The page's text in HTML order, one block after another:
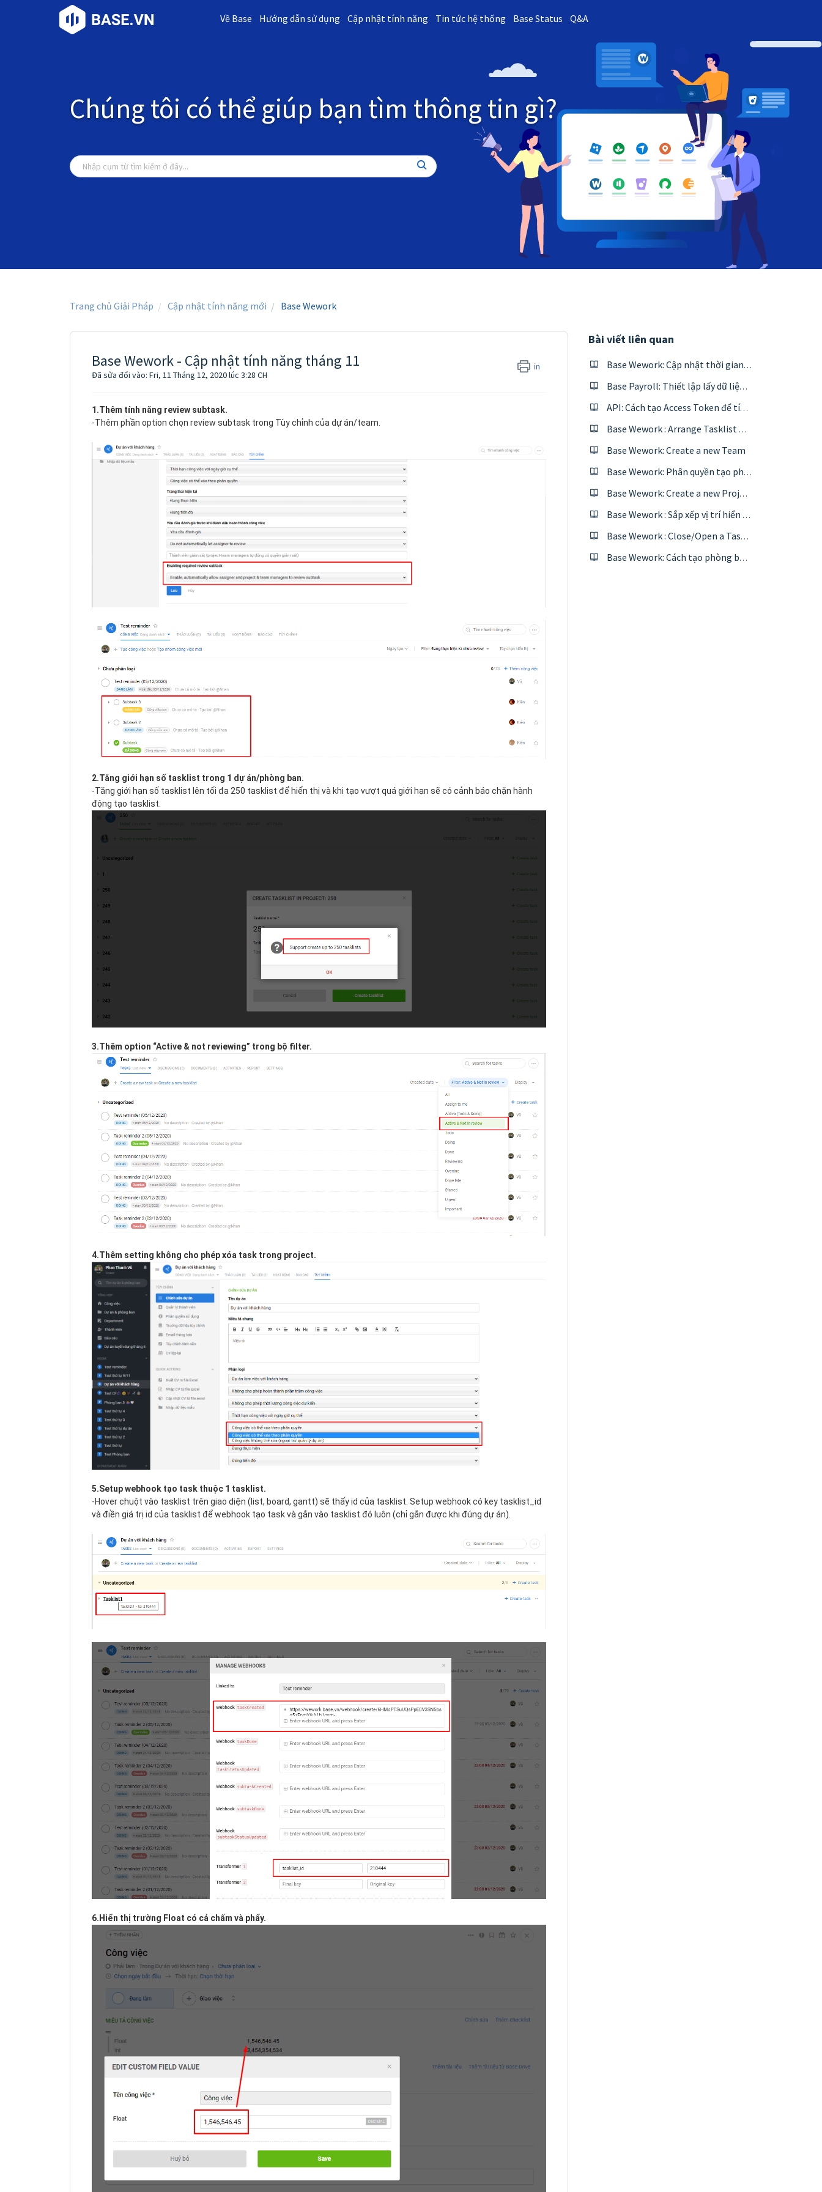
Về Base Hướng dẫn sử dụng Cập nhật tính năng Tin tức hệ thống Base Status Q&A
Chúng tôi có thể giúp bạn tìm thông tin gì?
Trang chủ Giải Pháp Cập nhật tính năng mới Base Wework
Base Wework - Cập nhật tính năng tháng 11 in
Đã sửa đổi vào: Fri, 11 Tháng 12, 2020 lúc 3:28 CH
1.Thêm tính năng review subtask.
-Thêm phần option chọn review subtask trong Tùy chỉnh của dự án/team.
2.Tăng giới hạn số tasklist trong 1 dự án/phòng ban.
-Tăng giới hạn số tasklist lên tối đa 250 tasklist để hiển thị và khi tạo vượt quá giới hạn sẽ có cảnh báo chặn hành
động tạo tasklist.
3.Thêm option “Active & not reviewing” trong bộ filter.
4.Thêm setting không cho phép xóa task trong project.
5.Setup webhook tạo task thuộc 1 tasklist.
-Hover chuột vào tasklist trên giao diện (list, board, gantt) sẽ thấy id của tasklist. Setup webhook có key tasklist_id
và điền giá trị id của tasklist để webhook tạo task và gắn vào tasklist đó luôn (chỉ gắn được khi đúng dự án).
6.Hiển thị trường Float có cả chấm và phẩy.
Bài viết liên quan
Base Wework: Cập nhật thời gian bắt đầu/ hoàn thành công việc từ file excel
Base Payroll: Thiết lập lấy dữ liệu từ Base Overtime theo hệ số
API: Cách tạo Access Token để tích hợp với bên thứ 3
Base Wework : Arrange Tasklist position
Base Wework: Create a new Team
Base Wework: Phân quyền tạo phòng ban/ dự án
Base Wework: Create a new Project
Base Wework : Sắp xếp vị trí hiển thị của nhóm công việc.
Base Wework : Close/Open a Tasklist
Base Wework: Cách tạo phòng ban (team)